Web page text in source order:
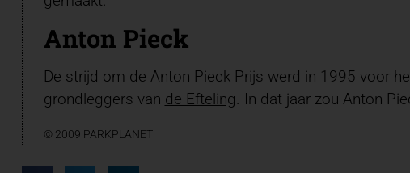
Anton Pieck
De strijd om de Anton Pieck Prijs werd in 1995 voor
grondleggers van de Efteling. In dat jaar zou Anton
© 2009 PARKPLANET